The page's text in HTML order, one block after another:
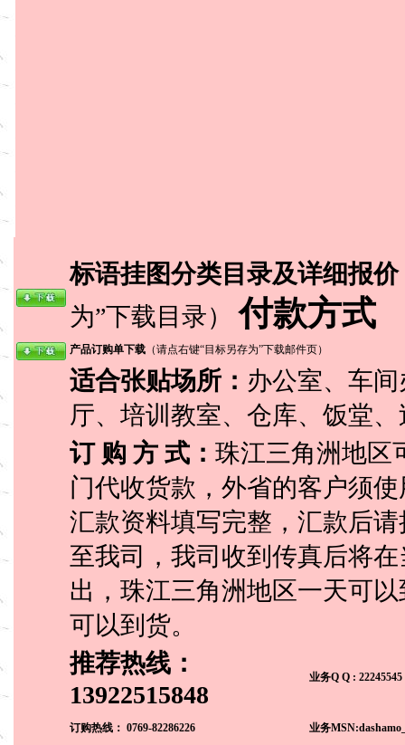
标语挂图分类目录及详细报价
为”下载目录）付款方式
产品订购单下载 （请点右键“目标另存为”下载邮件页）
适合张贴场所： 办公室、车
厅、培训教室、仓库、饭堂
订 购 方 式： 珠江三角洲地区
门代收货款，外省的客户须
汇款资料填写完整，汇款后
至我司，我司收到传真后将
出，珠江三角洲地区一天可
可以到货。
推荐热线：
13922515848
业务Q Q : 22245545
订购热线： 0769-82286226 业务